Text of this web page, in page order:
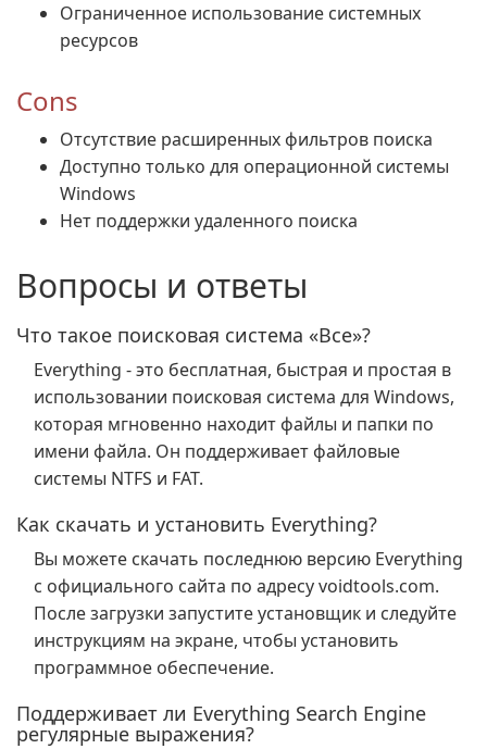
Ограниченное использование системных
ресурсов
Cons
Отсутствие расширенных фильтров поиска
Доступно только для операционной системы
Windows
Нет поддержки удаленного поиска
Вопросы и ответы
Что такое поисковая система «Все»?
Everything - это бесплатная, быстрая и простая в
использовании поисковая система для Windows,
которая мгновенно находит файлы и папки по
имени файла. Он поддерживает файловые
системы NTFS и FAT.
Как скачать и установить Everything?
Вы можете скачать последнюю версию Everything
с официального сайта по адресу voidtools.com.
После загрузки запустите установщик и следуйте
инструкциям на экране, чтобы установить
программное обеспечение.
Поддерживает ли Everything Search Engine
регулярные выражения?